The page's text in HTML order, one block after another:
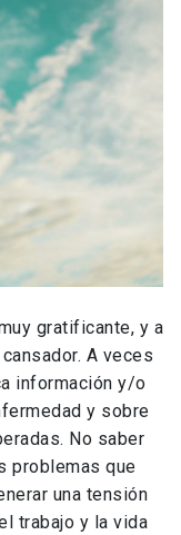
gratificante, y a
A veces
información y/o
y sobre
No saber
problemas que
una tensión
trabajo y la vida